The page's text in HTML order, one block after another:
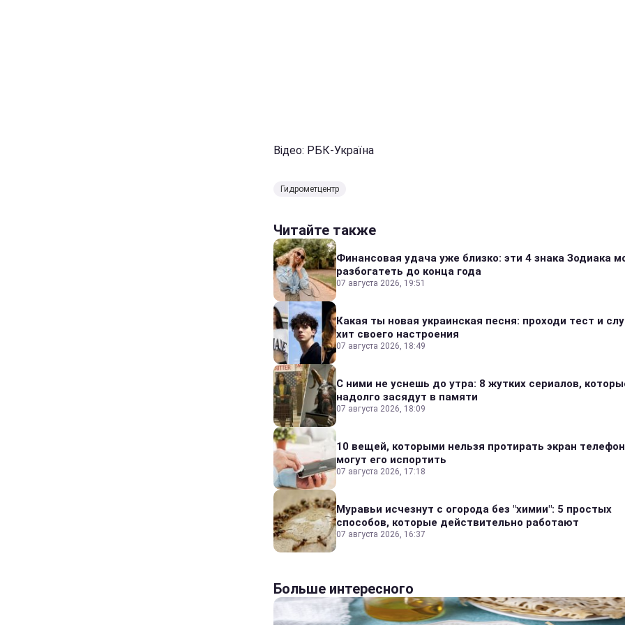
Відео: РБК-Україна
Гидрометцентр
Читайте также
Финансовая удача уже близко: эти 4 знака Зодиака
разбогатеть до конца года
07 августа 2026, 19:51
Какая ты новая украинская песня: проходи тест и
хит своего настроения
07 августа 2026, 18:49
С ними не уснешь до утра: 8 жутких сериалов,
надолго засядут в памяти
07 августа 2026, 18:09
10 вещей, которыми нельзя протирать экран
могут его испортить
07 августа 2026, 17:18
Муравьи исчезнут с огорода без "химии": 5 простых
способов, которые действительно работают
07 августа 2026, 16:37
Больше интересного